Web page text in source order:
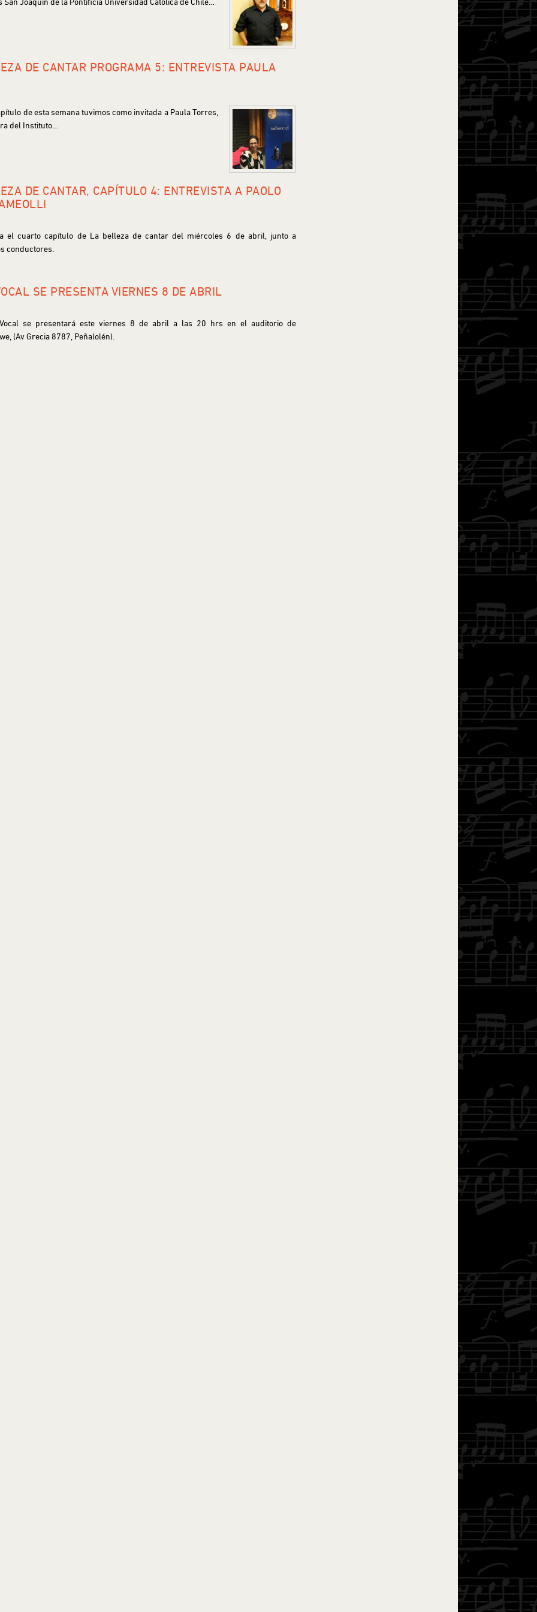
DE CANTAR PROGRAMA 5: ENTREVISTA PAULA
de esta semana tuvimos como invitada a Paula Torres,
del Instituto…
DE CANTAR, CAPÍTULO 4: ENTREVISTA A PAOLO
el cuarto capítulo de La belleza de cantar del miércoles 6 de abril, junto a
conductores.
SE PRESENTA VIERNES 8 DE ABRIL
se presentará este viernes 8 de abril a las 20 hrs en el auditorio de
(Av Grecia 8787, Peñalolén).